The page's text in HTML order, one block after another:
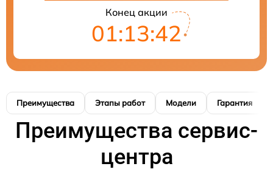
Конец акции
01:13:41
Преимущества Этапы работ Модели Гарантия
Преимущества сервис-
центра